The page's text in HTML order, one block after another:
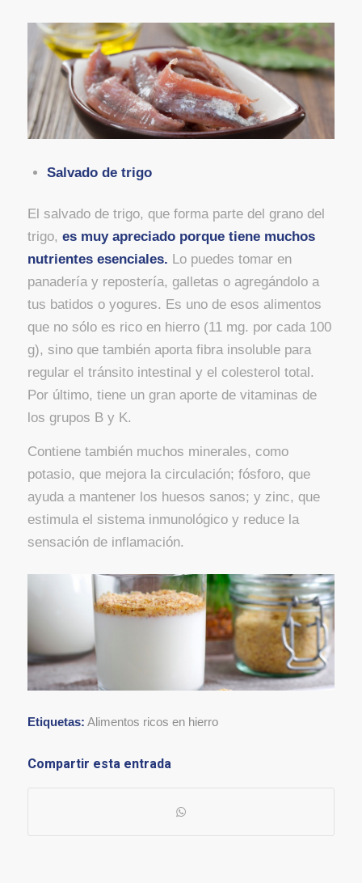
Salvado de trigo
El salvado de trigo, que forma parte del grano del
trigo, es muy apreciado porque tiene muchos
nutrientes esenciales. Lo puedes tomar en
panadería y repostería, galletas o agregándolo a
tus batidos o yogures. Es uno de esos alimentos
que no sólo es rico en hierro (11 mg. por cada 100
g), sino que también aporta fibra insoluble para
regular el tránsito intestinal y el colesterol total.
Por último, tiene un gran aporte de vitaminas de
los grupos B y K.
Contiene también muchos minerales, como
potasio, que mejora la circulación; fósforo, que
ayuda a mantener los huesos sanos; y zinc, que
estimula el sistema inmunológico y reduce la
sensación de inflamación.
Etiquetas: Alimentos ricos en hierro
Compartir esta entrada